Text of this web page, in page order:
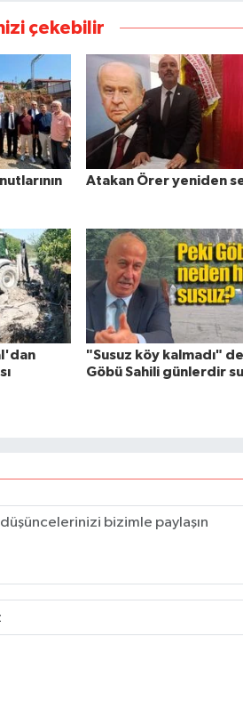
çekebilir
Atakan Örer yeniden
"Susuz köy kalmadı"
Göbü Sahili günlerdir